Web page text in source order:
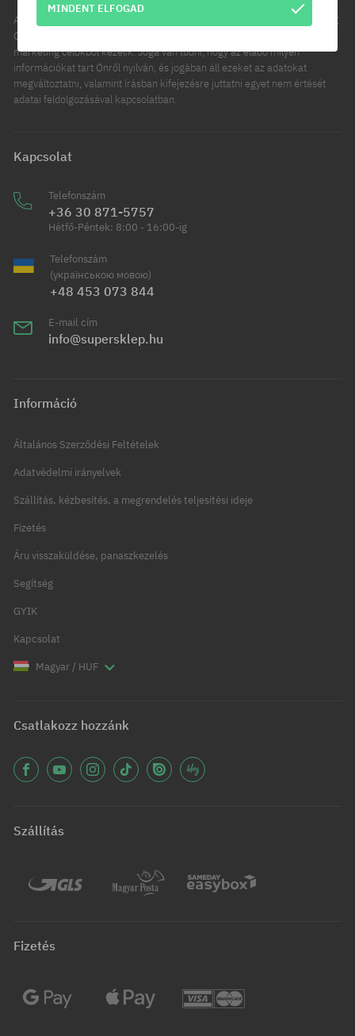
Az Ön személyes adatainak kezelője a COOL SPORT DISTRIBUTION SP Z
O O, székhelye: Modlniczka, ul. Handlowców 2. Személyes adatait
marketing célokból kezelik. Joga van tudni, hogy az eladó milyen
információkat tart Önről nyilván, és jogában áll ezeket az adatokat
megváltoztatni, valamint írásban kifejezésre juttatni egyet nem értését
adatai feldolgozásával kapcsolatban.
Kapcsolat
Telefonszám
+36 30 871-5757
Hétfő-Péntek: 8:00 - 16:00-ig
Telefonszám
(українською мовою)
+48 453 073 844
E-mail cím
info@supersklep.hu
Információ
Általános Szerződési Feltételek
Adatvédelmi irányelvek
Szállítás, kézbesítés, a megrendelés teljesítési ideje
Fizetés
Áru visszaküldése, panaszkezelés
Segítség
GYIK
Kapcsolat
Magyar / HUF
Csatlakozz hozzánk
Szállítás
Fizetés
MINDENT ELFOGAD